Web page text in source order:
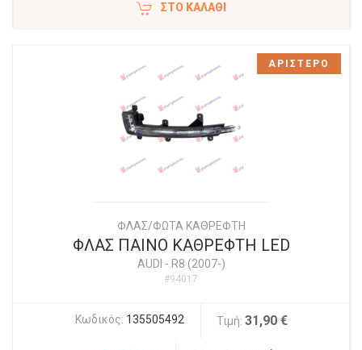
ΣΤΟ ΚΑΛΆΘΙ
ΦΛΑΣ/ΦΩΤΑ ΚΑΘΡΕΦΤΗ
ΦΛΑΣ ΠΑΙΝΟ ΚΑΘΡΕΦΤΗ LED
AUDI - R8 (2007-)
#94017
Κωδικός: 135505492 Τιμή: 31,90 €
ΑΡΙΣΤΕΡΟ